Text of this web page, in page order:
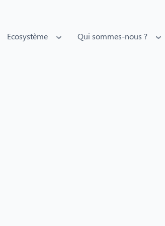
Ecosystème Qui sommes-nous ?